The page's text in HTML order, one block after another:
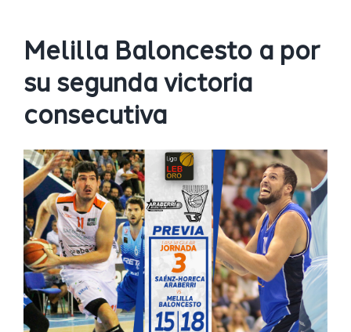
Melilla Baloncesto a por
su segunda victoria
consecutiva
Ver
imagen
más
grande